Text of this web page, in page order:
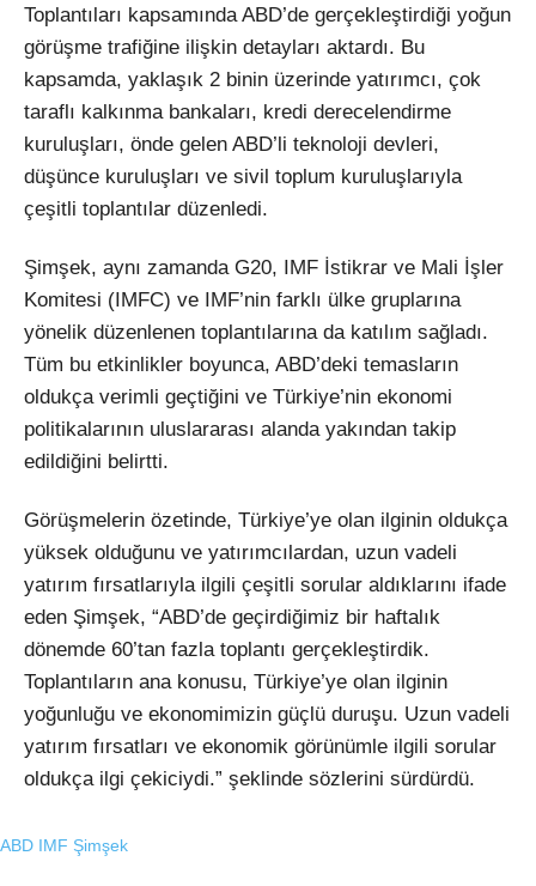
Youtube
Toplantıları kapsamında ABD’de gerçekleştirdiği yoğun
görüşme trafiğine ilişkin detayları aktardı. Bu
kapsamda, yaklaşık 2 binin üzerinde yatırımcı, çok
taraflı kalkınma bankaları, kredi derecelendirme
kuruluşları, önde gelen ABD’li teknoloji devleri,
düşünce kuruluşları ve sivil toplum kuruluşlarıyla
çeşitli toplantılar düzenledi.
Şimşek, aynı zamanda G20, IMF İstikrar ve Mali İşler
Komitesi (IMFC) ve IMF’nin farklı ülke gruplarına
yönelik düzenlenen toplantılarına da katılım sağladı.
Tüm bu etkinlikler boyunca, ABD’deki temasların
oldukça verimli geçtiğini ve Türkiye’nin ekonomi
politikalarının uluslararası alanda yakından takip
edildiğini belirtti.
Görüşmelerin özetinde, Türkiye’ye olan ilginin oldukça
yüksek olduğunu ve yatırımcılardan, uzun vadeli
yatırım fırsatlarıyla ilgili çeşitli sorular aldıklarını ifade
eden Şimşek, “ABD’de geçirdiğimiz bir haftalık
dönemde 60’tan fazla toplantı gerçekleştirdik.
Toplantıların ana konusu, Türkiye’ye olan ilginin
yoğunluğu ve ekonomimizin güçlü duruşu. Uzun vadeli
yatırım fırsatları ve ekonomik görünümle ilgili sorular
oldukça ilgi çekiciydi.” şeklinde sözlerini sürdürdü.
ABD IMF Şimşek